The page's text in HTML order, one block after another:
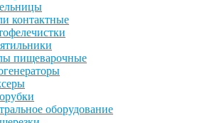
контактные
пищеварочные
оборудование